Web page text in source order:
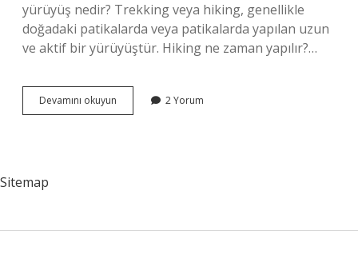
yürüyüş nedir? Trekking veya hiking, genellikle
doğadaki patikalarda veya patikalarda yapılan uzun
ve aktif bir yürüyüştür. Hiking ne zaman yapılır?…
Devamını okuyun Trekking
Ve
2 Yorum
Sitemap